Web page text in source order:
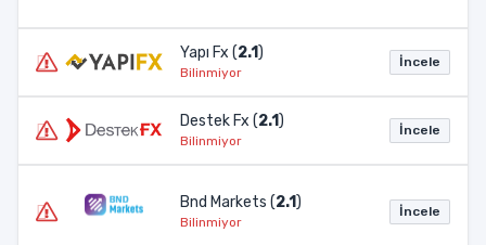
Yapı Fx (2.1)
Bilinmiyor
İncele
Destek Fx (2.1)
Bilinmiyor
İncele
Bnd Markets (2.1)
Bilinmiyor
İncele